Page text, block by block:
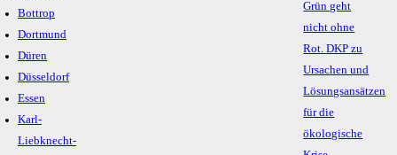
Bottrop
Dortmund
Düren
Düsseldorf
Essen
Karl-
Liebknecht-